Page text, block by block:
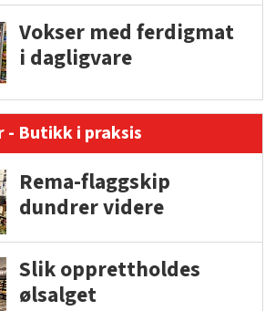
Vokser med ferdigmat
i dagligvare
Butikk i praksis
Rema-flaggskip
dundrer videre
Slik opprettholdes
ølsalget